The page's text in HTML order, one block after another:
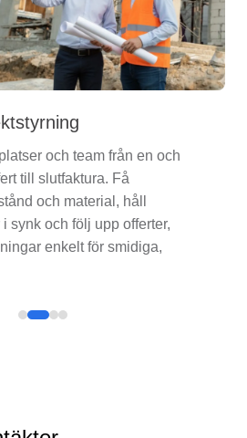
och team från en och
till slutfaktura. Få
och material, håll
synk och följ upp offerter,
enkelt för smidiga,